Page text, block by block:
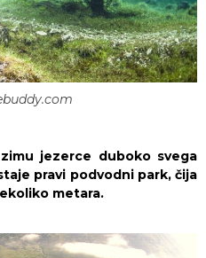
jezerce duboko svega
pravi podvodni park, čija
metara.